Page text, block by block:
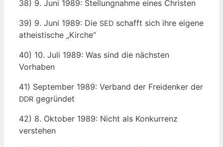
38) 9. Juni 1989: Stel­lung­nah­me eines Christen
39) 9. Juni 1989: Die SED schafft sich ihre eige­ne
athe­is­ti­sche „Kir­che“
40) 10. Juli 1989: Was sind die nächs­ten
Vorhaben
41) Sep­tem­ber 1989: Ver­band der Frei­den­ker der
DDR gegründet
42) 8. Okto­ber 1989: Nicht als Kon­kur­renz
verstehen